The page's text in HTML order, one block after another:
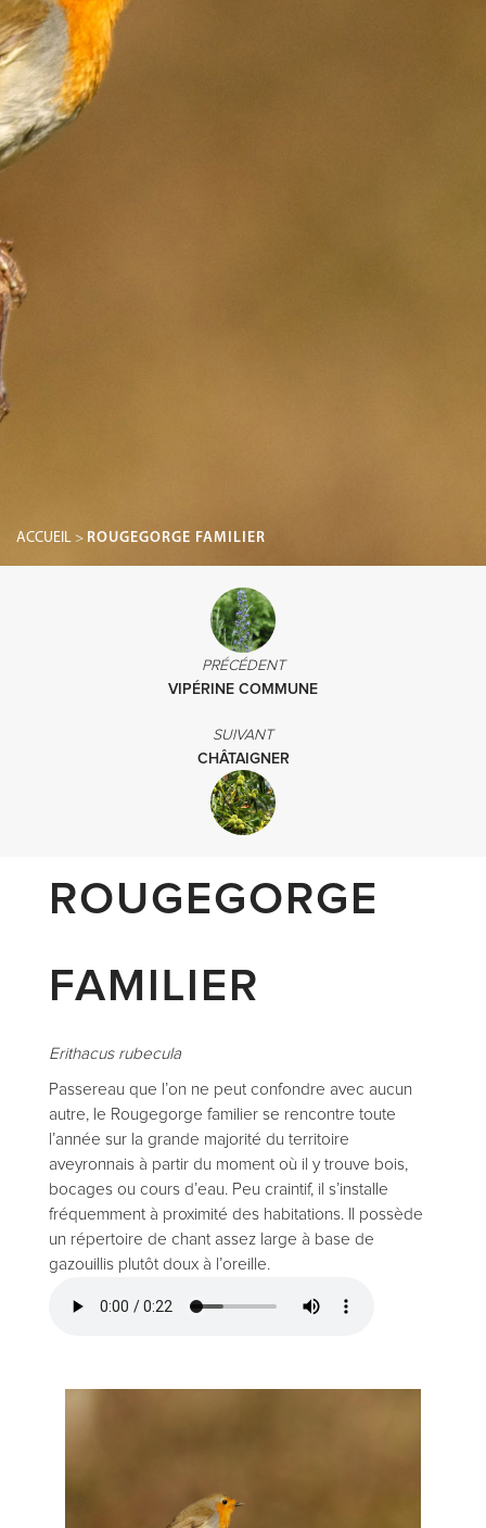
ACCUEIL > ROUGEGORGE FAMILIER
PRÉCÉDENT
VIPÉRINE COMMUNE
SUIVANT
CHÂTAIGNER
ROUGEGORGE
FAMILIER
Erithacus rubecula
Passereau que l’on ne peut confondre avec aucun
autre, le Rougegorge familier se rencontre toute
l’année sur la grande majorité du territoire
aveyronnais à partir du moment où il y trouve bois,
bocages ou cours d’eau. Peu craintif, il s’installe
fréquemment à proximité des habitations. Il possède
un répertoire de chant assez large à base de
gazouillis plutôt doux à l’oreille.